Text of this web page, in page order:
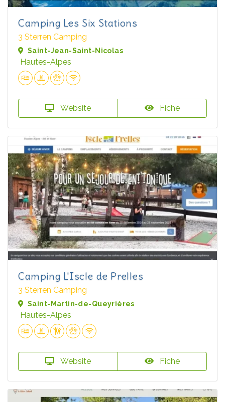
Camping Les Six Stations
3 Sterren Camping
Saint-Jean-Saint-Nicolas
Hautes-Alpes
Website Fiche
Camping L'Iscle de Prelles
3 Sterren Camping
Saint-Martin-de-Queyrières
Hautes-Alpes
Website Fiche